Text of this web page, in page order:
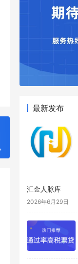
最新发布
汇金人脉库
2026年6月29日